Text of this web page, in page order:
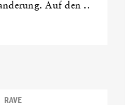
Auf den ..
RAVE